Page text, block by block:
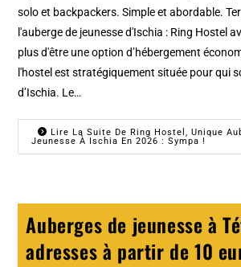
solo et backpackers. Simple et abordable.
l'auberge de jeunesse d'Ischia : Ring Hostel
plus d'être une option d’hébergement
l'hostel est stratégiquement située pour qui
d’Ischia. Le…
Lire La Suite De Ring Hostel, Unique
Jeunesse À Ischia En 2026 : Sympa !
Auberges de jeunesse à
adresses à partir de 10